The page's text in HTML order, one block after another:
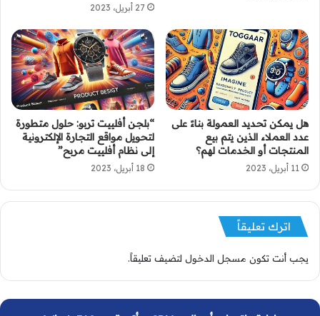
27 أبريل، 2023
هل يمكن تحديد العمولة بناءً على
عدد العملاء الذين يتم بيع
المنتجات أو الخدمات لهم؟
11 أبريل، 2023
“بلجن أفلييت تربو: حلول متطورة
لتحويل مواقع التجارة الإلكترونية
إلى نظام أفلييت مربح”
18 أبريل، 2023
اترك تعليقاً
يجب أنت تكون مسجل الدخول لتضيف تعليقاً.